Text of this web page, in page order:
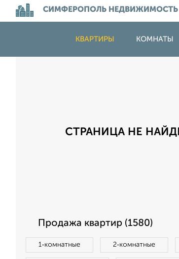
СИМФЕРОПОЛЬ НЕДВИЖИМОСТЬ
КВАРТИРЫ КОМНАТЫ
СТРАНИЦА НЕ
Продажа квартир (1580)
1‑комнатные 2‑комнатные